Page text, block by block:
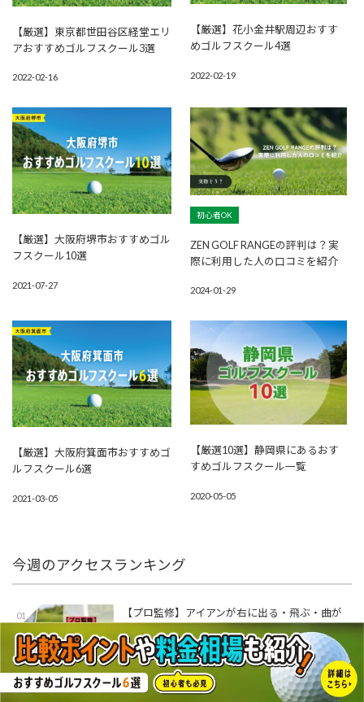
【厳選】東京都世田谷区経堂エリ
アおすすめゴルフスクール3選
2022-02-16
【厳選】花小金井駅周辺おすす
めゴルフスクール4選
2022-02-19
【厳選】大阪府堺市おすすめゴル
フスクール10選
2021-07-27
初心者OK
ZEN GOLF RANGEの評判は？実
際に利用した人の口コミを紹介
2024-01-29
【厳選】大阪府箕面市おすすめゴ
ルフスクール6選
2021-03-05
【厳選10選】静岡県にあるおす
すめゴルフスクール一覧
2020-05-05
今週のアクセスランキング
01
【プロ監修】アイアンが右に出る・飛ぶ・曲が
る原因と直し方！スライス・プッシュアウト改
善ドリル動画付き